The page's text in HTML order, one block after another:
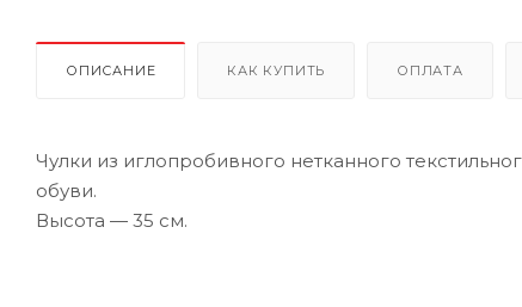
ОПИСАНИЕ КАК КУПИТЬ ОПЛАТА
Чулки из иглопробивного нетканного
обуви.
Высота — 35 см.